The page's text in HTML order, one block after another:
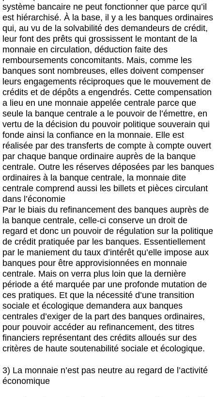
système bancaire ne peut fonctionner que parce qu’il
est hiérarchisé. À la base, il y a les banques ordinaires
qui, au vu de la solvabilité des demandeurs de crédit,
leur font des prêts qui grossissent le montant de la
monnaie en circulation, déduction faite des
remboursements concomitants. Mais, comme les
banques sont nombreuses, elles doivent compenser
leurs engagements réciproques que le mouvement de
crédits et de dépôts a engendrés. Cette compensation
a lieu en une monnaie appelée centrale parce que
seule la banque centrale a le pouvoir de l’émettre, en
vertu de la décision du pouvoir politique souverain qui
fonde ainsi la confiance en la monnaie. Elle est
réalisée par des transferts de compte à compte ouvert
par chaque banque ordinaire auprès de la banque
centrale. Outre les réserves déposées par les banques
ordinaires à la banque centrale, la monnaie dite
centrale comprend aussi les billets et pièces circulant
dans l’économie
Par le biais du refinancement des banques auprès de
la banque centrale, celle-ci conserve un droit de
regard et donc un pouvoir de régulation sur la politique
de crédit pratiquée par les banques. Essentiellement
par le maniement du taux d’intérêt qu’elle impose aux
banques pour être approvisionnées en monnaie
centrale. Mais on verra plus loin que la dernière
période a été marquée par une profonde mutation de
ces pratiques. Et que la nécessité d’une transition
sociale et écologique demandera aux banques
centrales d’exiger de la part des banques ordinaires,
pour pouvoir accéder au refinancement, des titres
financiers représentant des crédits alloués sur des
critères de haute soutenabilité sociale et écologique.
3) La monnaie n’est pas neutre au regard de l’activité
économique